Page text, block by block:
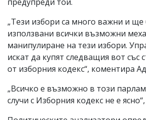
„Тези избори са много важни и ще
използвани всички възможни
манипулиране на тези избори.
искат да купят следващия вот със
от изборния кодекс“, коментира
„Всичко е възможно в този
случи с Изборния кодекс не е